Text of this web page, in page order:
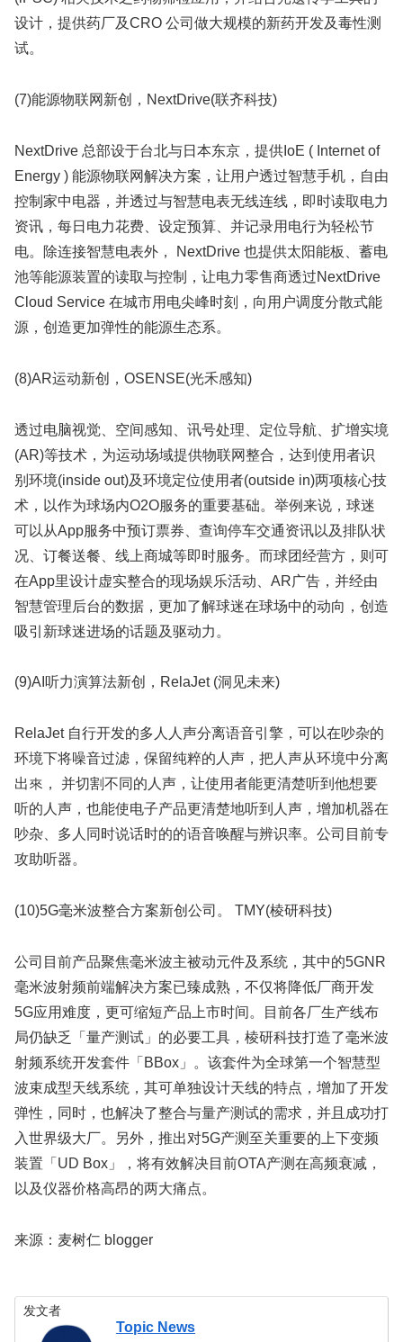
设计，提供药厂及CRO 公司做大规模的新药开发及毒性测
试。
(7)能源物联网新创，NextDrive(联齐科技)
NextDrive 总部设于台北与日本东京，提供IoE ( Internet of
Energy ) 能源物联网解决方案，让用户透过智慧手机，自由
控制家中电器，并透过与智慧电表无线连线，即时读取电力
资讯，每日电力花费、设定预算、并记录用电行为轻松节
电。除连接智慧电表外， NextDrive 也提供太阳能板、蓄电
池等能源装置的读取与控制，让电力零售商透过NextDrive
Cloud Service 在城市用电尖峰时刻，向用户调度分散式能
源，创造更加弹性的能源生态系。
(8)AR运动新创，OSENSE(光禾感知)
透过电脑视觉、空间感知、讯号处理、定位导航、扩增实境
(AR)等技术，为运动场域提供物联网整合，达到使用者识
别环境(inside out)及环境定位使用者(outside in)两项核心技
术，以作为球场内O2O服务的重要基础。举例来说，球迷
可以从App服务中预订票券、查询停车交通资讯以及排队状
况、订餐送餐、线上商城等即时服务。而球团经营方，则可
在App里设计虚实整合的现场娱乐活动、AR广告，并经由
智慧管理后台的数据，更加了解球迷在球场中的动向，创造
吸引新球迷进场的话题及驱动力。
(9)AI听力演算法新创，RelaJet (洞见未来)
RelaJet 自行开发的多人人声分离语⾳引擎，可以在吵杂的
环境下将噪音过滤，保留纯粹的人声，把⼈声从环境中分离
出來， 并切割不同的人声，让使用者能更清楚听到他想要
听的人声，也能使电子产品更清楚地听到人声，增加机器在
吵杂、多人同时说话时的的语音唤醒与辨识率。公司目前专
攻助听器。
(10)5G毫米波整合方案新创公司。 TMY(棱研科技)
公司目前产品聚焦毫米波主被动元件及系统，其中的5GNR
毫米波射频前端解决方案已臻成熟，不仅将降低厂商开发
5G应用难度，更可缩短产品上市时间。目前各厂生产线布
局仍缺乏「量产测试」的必要工具，棱研科技打造了毫米波
射频系统开发套件「BBox」。该套件为全球第一个智慧型
波束成型天线系统，其可单独设计天线的特点，增加了开发
弹性，同时，也解决了整合与量产测试的需求，并且成功打
入世界级大厂。另外，推出对5G产测至关重要的上下变频
装置「UD Box」，将有效解决目前OTA产测在高频衰减，
以及仪器价格高昂的两大痛点。
来源：麦树仁 blogger
发文者
Topic News